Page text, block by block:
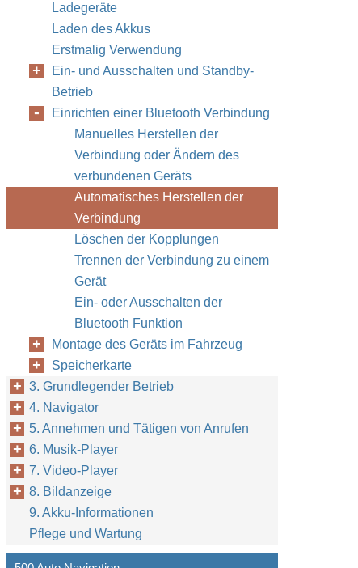
Ladegeräte
Laden des Akkus
Erstmalig Verwendung
Ein- und Ausschalten und Standby-
Betrieb
Einrichten einer Bluetooth Verbindung
Manuelles Herstellen der
Verbindung oder Ändern des
verbundenen Geräts
Automatisches Herstellen der
Verbindung
Löschen der Kopplungen
Trennen der Verbindung zu einem
Gerät
Ein- oder Ausschalten der
Bluetooth Funktion
Montage des Geräts im Fahrzeug
Speicherkarte
3. Grundlegender Betrieb
4. Navigator
5. Annehmen und Tätigen von Anrufen
6. Musik-Player
7. Video-Player
8. Bildanzeige
9. Akku-Informationen
Pflege und Wartung